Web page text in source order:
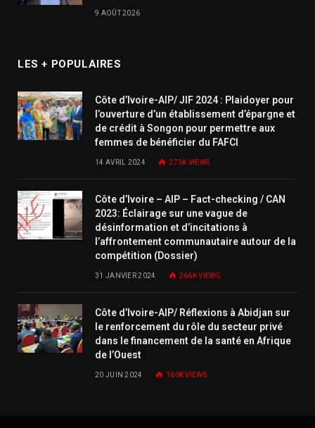
9 AOÛT 2026
LES + POPULAIRES
Côte d’Ivoire-AIP/ JIF 2024 : Plaidoyer pour
l’ouverture d’un établissement d’épargne et
de crédit à Songon pour permettre aux
femmes de bénéficier du FAFCI
14 AVRIL 2024 273KVIEWS
Côte d’Ivoire – AIP – Fact-checking / CAN
2023: Éclairage sur une vague de
désinformation et d’incitations à
l’affrontement communautaire autour de la
compétition (Dossier)
31 JANVIER 2024 266KVIEWS
Côte d’Ivoire-AIP/ Réflexions à Abidjan sur
le renforcement du rôle du secteur privé
dans le financement de la santé en Afrique
de l’Ouest
20 JUIN 2024 160KVIEWS